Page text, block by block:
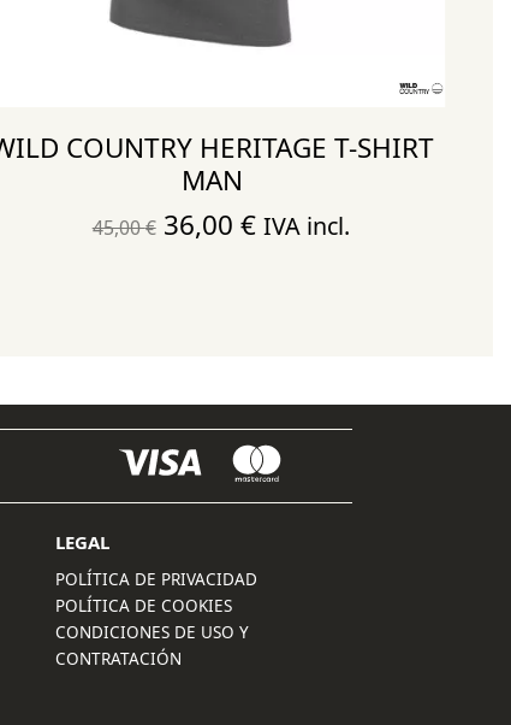
COUNTRY HERITAGE T-SHIRT
MAN
45,00€ El
36,00 €El
IVA incl.
LEGAL
POLÍTICA DE PRIVACIDAD
POLÍTICA DE COOKIES
CONDICIONES DE USO Y
CONTRATACIÓN